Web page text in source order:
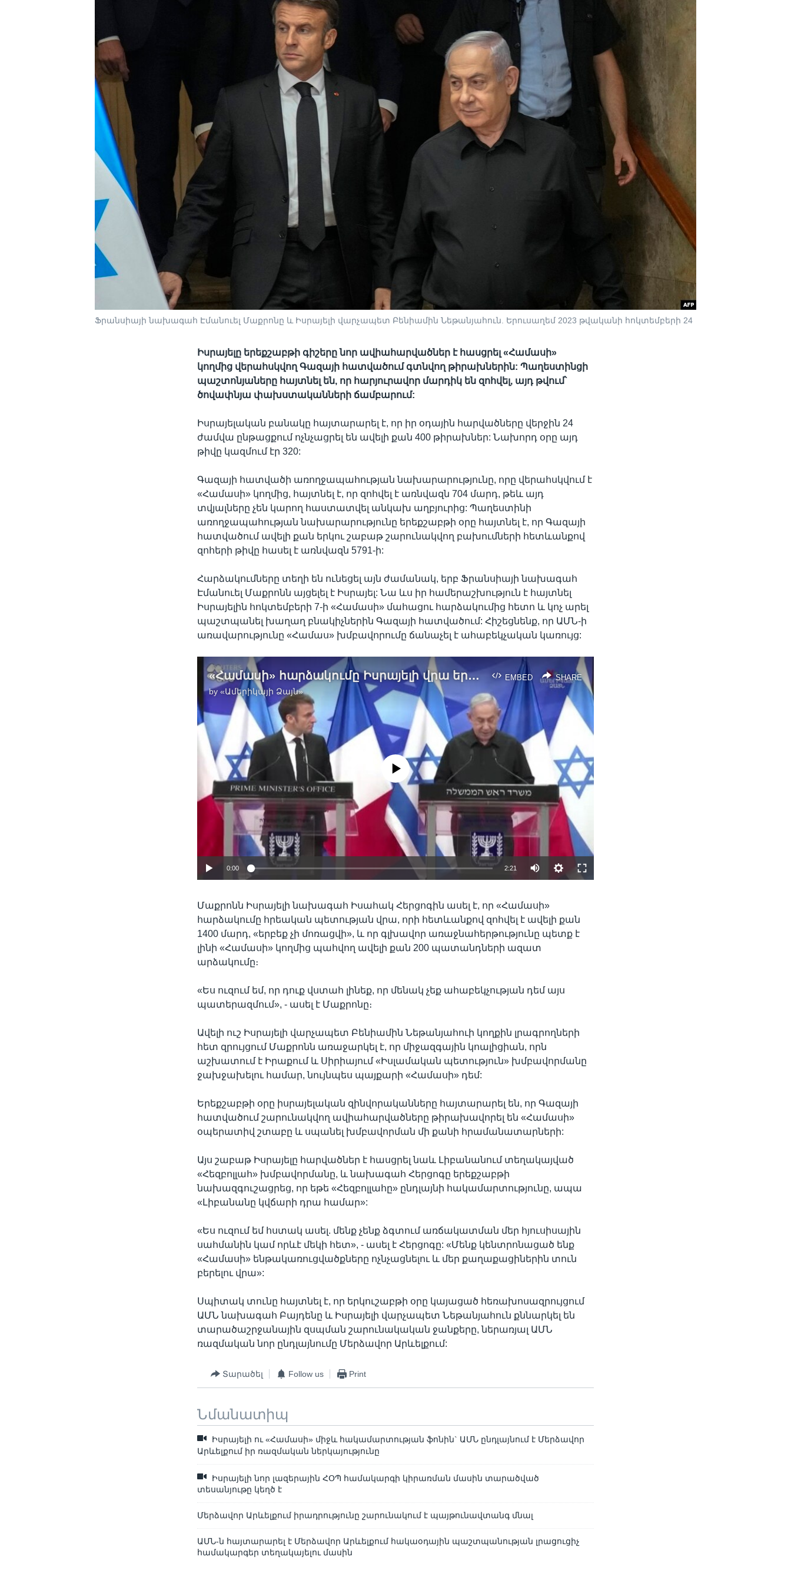
Ֆրանսիայի նախագահ Էմանուել Մաքրոնը և Իսրայելի վարչապետ Բենիամին Նեթանյահուն. Երուսաղեմ 2023 թվականի հոկտեմբերի 24
Իսրայելը երեքշաբթի գիշերը նոր ավիահարվածներ է հասցրել «Համասի»
կողմից վերահսկվող Գազայի հատվածում գտնվող թիրախներին: Պաղեստինցի
պաշտոնյաները հայտնել են, որ հարյուրավոր մարդիկ են զոհվել, այդ թվում՝
ծովափնյա փախստականների ճամբարում:
Իսրայելական բանակը հայտարարել է, որ իր օդային հարվածները վերջին 24
ժամվա ընթացքում ոչնչացրել են ավելի քան 400 թիրախներ: Նախորդ օրը այդ
թիվը կազմում էր 320:
Գազայի հատվածի առողջապահության նախարարությունը, որը վերահսկվում է
«Համասի» կողմից, հայտնել է, որ զոհվել է առնվազն 704 մարդ, թեև այդ
տվյալները չեն կարող հաստատվել անկախ աղբյուրից: Պաղեստինի
առողջապահության նախարարությունը երեքշաբթի օրը հայտնել է, որ Գազայի
հատվածում ավելի քան երկու շաբաթ շարունակվող բախումների հետևանքով
զոհերի թիվը հասել է առնվազն 5791-ի:
Հարձակումները տեղի են ունեցել այն ժամանակ, երբ Ֆրանսիայի նախագահ
Էմանուել Մաքրոնն այցելել է Իսրայել: Նա ևս իր համերաշխություն է հայտնել
Իսրայելին հոկտեմբերի 7-ի «Համասի» մահացու հարձակումից հետո և կոչ արել
պաշտպանել խաղաղ բնակիչներին Գազայի հատվածում: Հիշեցնենք, որ ԱՄՆ-ի
առավարությունը «Համաս» խմբավորումը ճանաչել է ահաբեկչական կառույց:
EMBED SHARE
«Համասի» հարձակումը Իսրայելի վրա երբեք չի մոռացվի. Մաքրոն
by«Ամերիկայի Ձայն»
EMBED SHARE
No media source currently available
0:00 2:21
Մաքրոնն Իսրայելի նախագահ Իսահակ Հերցոգին ասել է, որ «Համասի»
հարձակումը հրեական պետության վրա, որի հետևանքով զոհվել է ավելի քան
1400 մարդ, «երբեք չի մոռացվի», և որ գլխավոր առաջնահերթությունը պետք է
լինի «Համասի» կողմից պահվող ավելի քան 200 պատանդների ազատ
արձակումը։
«Ես ուզում եմ, որ դուք վստահ լինեք, որ մենակ չեք ահաբեկչության դեմ այս
պատերազմում», - ասել է Մաքրոնը։
Ավելի ուշ Իսրայելի վարչապետ Բենիամին Նեթանյահուի կողքին լրագրողների
հետ զրույցում Մաքրոնն առաջարկել է, որ միջազգային կոալիցիան, որն
աշխատում է Իրաքում և Սիրիայում «Իսլամական պետություն» խմբավորմանը
ջախջախելու համար, նույնպես պայքարի «Համասի» դեմ:
Երեքշաբթի օրը իսրայելական զինվորականները հայտարարել են, որ Գազայի
հատվածում շարունակվող ավիահարվածները թիրախավորել են «Համասի»
օպերատիվ շտաբը և սպանել խմբավորման մի քանի հրամանատարների:
Այս շաբաթ Իսրայելը հարվածներ է հասցրել նաև Լիբանանում տեղակայված
«Հեզբոլլահ» խմբավորմանը, և նախագահ Հերցոգը երեքշաբթի
նախազգուշացրեց, որ եթե «Հեզբոլլահը» ընդլայնի հակամարտությունը, ապա
«Լիբանանը կվճարի դրա համար»:
«Ես ուզում եմ հստակ ասել. մենք չենք ձգտում առճակատման մեր հյուսիսային
սահմանին կամ որևէ մեկի հետ», - ասել է Հերցոգը: «Մենք կենտրոնացած ենք
«Համասի» ենթակառուցվածքները ոչնչացնելու և մեր քաղաքացիներին տուն
բերելու վրա»:
Սպիտակ տունը հայտնել է, որ երկուշաբթի օրը կայացած հեռախոսազրույցում
ԱՄՆ նախագահ Բայդենը և Իսրայելի վարչապետ Նեթանյահուն քննարկել են
տարածաշրջանային զսպման շարունակական ջանքերը, ներառյալ ԱՄՆ
ռազմական նոր ընդլայնումը Մերձավոր Արևելքում:
Տարածել Follow us Print
Նմանատիպ
Իսրայելի ու «Համասի» միջև հակամարտության ֆոնին` ԱՄՆ ընդլայնում է Մերձավոր
Արևելքում իր ռազմական ներկայությունը
Իսրայելի նոր լազերային ՀՕՊ համակարգի կիրառման մասին տարածված
տեսանյութը կեղծ է
Մերձավոր Արևելքում իրադրությունը շարունակում է պայթունավտանգ մնալ
ԱՄՆ-ն հայտարարել է Մերձավոր Արևելքում հակաօդային պաշտպանության լրացուցիչ
համակարգեր տեղակայելու մասին